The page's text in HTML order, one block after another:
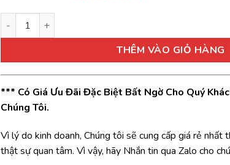
4.200.000 ₫.
Máy hút mùi Dmestik ES4970 DMK màu đen đạt tiêu
THÊM VÀO GIỎ HÀNG
*** Có Giá Ưu Đãi Đặc Biệt Bất Ngờ Cho Quý
Chúng Tôi.
Vì lý do kinh doanh, Chúng tôi sẽ cung cấp giá rẻ nhất
thật sự quan tâm. Vì vậy, hãy Nhắn tin qua Zalo cho